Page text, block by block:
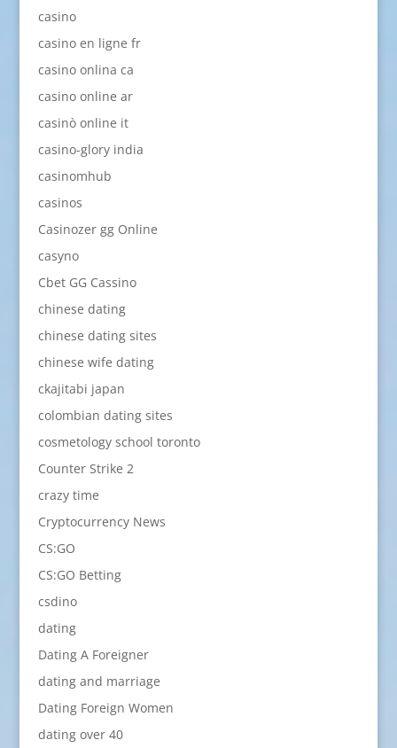
casino
casino en ligne fr
casino onlina ca
casino online ar
casinò online it
casino-glory india
casinomhub
casinos
Casinozer gg Online
casyno
Cbet GG Cassino
chinese dating
chinese dating sites
chinese wife dating
ckajitabi japan
colombian dating sites
cosmetology school toronto
Counter Strike 2
crazy time
Cryptocurrency News
CS:GO
CS:GO Betting
csdino
dating
Dating A Foreigner
dating and marriage
Dating Foreign Women
dating over 40